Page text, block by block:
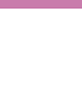
상담대학원